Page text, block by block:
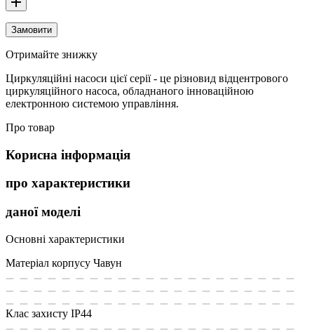
Замовити
Отримайте знижку
Циркуляційні насоси цієї серії - це різновид відцентрового
циркуляційного насоса, обладнаного інноваційною
електронною системою управління.
Про товар
Корисна інформація
про характеристики
даної моделі
Основні характеристики
Матеріал корпусу Чавун
Клас захисту IP44